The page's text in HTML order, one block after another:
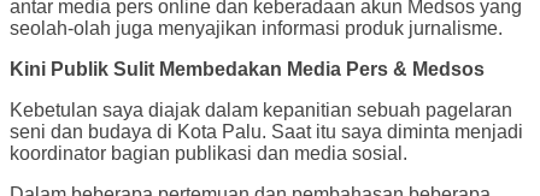
antar media pers online dan keberadaan akun Medsos yang
seolah-olah juga menyajikan informasi produk jurnalisme.
Kini Publik Sulit Membedakan Media Pers & Medsos
Kebetulan saya diajak dalam kepanitian sebuah pagelaran
seni dan budaya di Kota Palu. Saat itu saya diminta menjadi
koordinator bagian publikasi dan media sosial.